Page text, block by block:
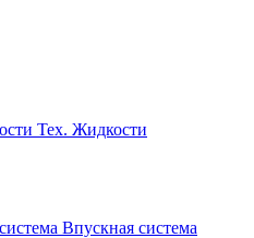
Тех. Жидкости
Впускная система